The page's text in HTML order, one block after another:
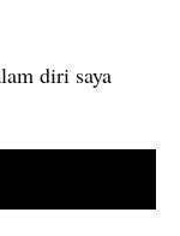
diri saya